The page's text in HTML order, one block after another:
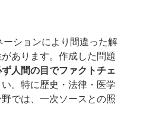
ションにより間違った解
あります。作成した問題
ず人間の目でファクトチェ
。特に歴史・法律・医学
では、一次ソースとの照